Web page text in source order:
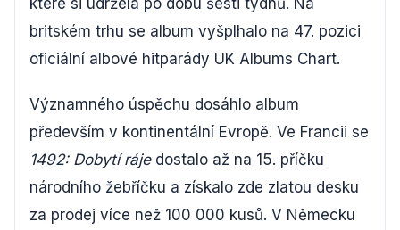
britském trhu se album vyšplhalo na 47. pozici
oficiální albové hitparády UK Albums Chart.
Významného úspěchu dosáhlo album
především v kontinentální Evropě. Ve Francii se
1492: Dobytí rájedostalo až na 15. příčku
národního žebříčku a získalo zde zlatou desku
za prodej více než 100 000 kusů. V Německu